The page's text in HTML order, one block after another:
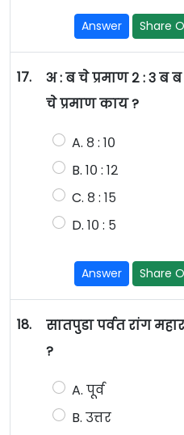
Answer Share
17.
अ : ब चे प्रमाण २ : ३ ब
चे प्रमाण काय ?
A. ८ : १०
B. १० : १२
C. ८ : १५
D. १० : ५
Answer Share
18.
सातपुडा पर्वत रांग
?
A. पूर्व
B. उत्तर